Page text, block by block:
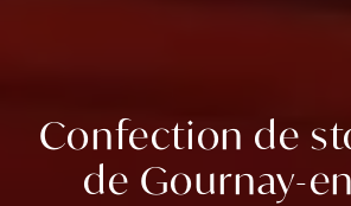
Confection de
de Gournay-